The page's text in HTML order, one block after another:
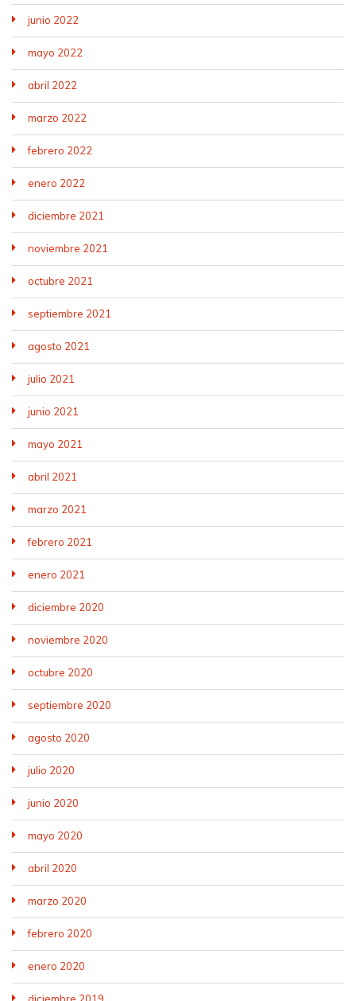
junio 2022
mayo 2022
abril 2022
marzo 2022
febrero 2022
enero 2022
diciembre 2021
noviembre 2021
octubre 2021
septiembre 2021
agosto 2021
julio 2021
junio 2021
mayo 2021
abril 2021
marzo 2021
febrero 2021
enero 2021
diciembre 2020
noviembre 2020
octubre 2020
septiembre 2020
agosto 2020
julio 2020
junio 2020
mayo 2020
abril 2020
marzo 2020
febrero 2020
enero 2020